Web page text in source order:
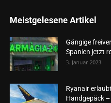
Meistgelesene Artikel
Gängige
Spanien jetzt
3. Januar 2023
Ryanair
Handgepäck